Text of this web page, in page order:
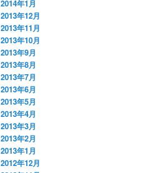
2014年1月
2013年12月
2013年11月
2013年10月
2013年9月
2013年8月
2013年7月
2013年6月
2013年5月
2013年4月
2013年3月
2013年2月
2013年1月
2012年12月